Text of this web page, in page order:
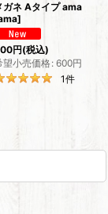
ガネ Aタイプ ama
]
円(税込)
望小売価格: 600円
1件